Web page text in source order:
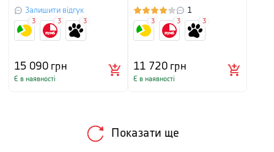
діаметр 24 см, пальмовий
зелений
Залишити відгук
15 090грн
Є в наявності
3 3 3
діаметр 20 см, сушена
троянда
1
11 720грн
Є в наявності
3 3 3
Показати ще